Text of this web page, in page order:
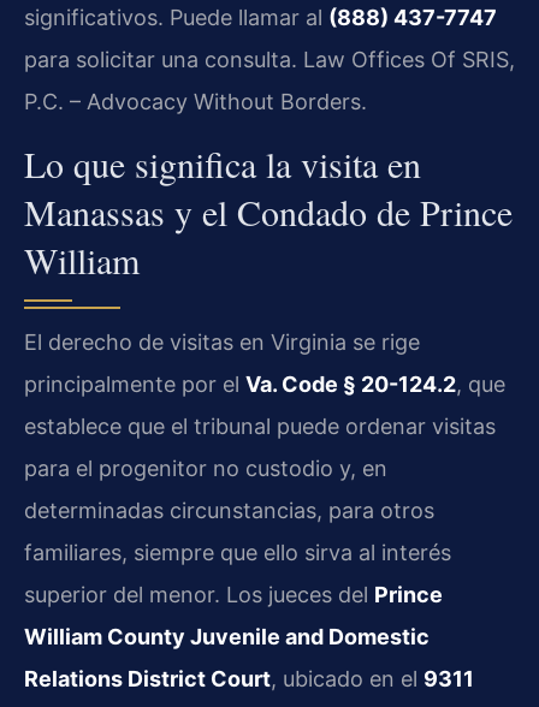
significativos. Puede llamar al (888) 437-7747
para solicitar una consulta. Law Offices Of SRIS,
P.C. – Advocacy Without Borders.
Lo que significa la visita en
Manassas y el Condado de Prince
William
El derecho de visitas en Virginia se rige
principalmente por el Va. Code § 20-124.2, que
establece que el tribunal puede ordenar visitas
para el progenitor no custodio y, en
determinadas circunstancias, para otros
familiares, siempre que ello sirva al interés
superior del menor. Los jueces del Prince
William County Juvenile and Domestic
Relations District Court, ubicado en el 9311